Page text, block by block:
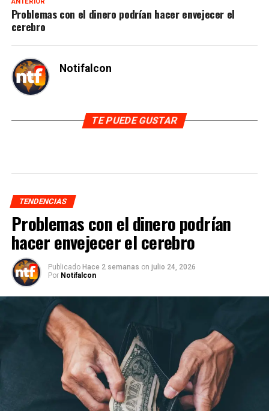
ANTERIOR
Problemas con el dinero podrían hacer envejecer el
cerebro
Notifalcon
TE PUEDE GUSTAR
TENDENCIAS
Problemas con el dinero podrían
hacer envejecer el cerebro
Publicado Hace 2 semanas on julio 24, 2026
Por Notifalcon